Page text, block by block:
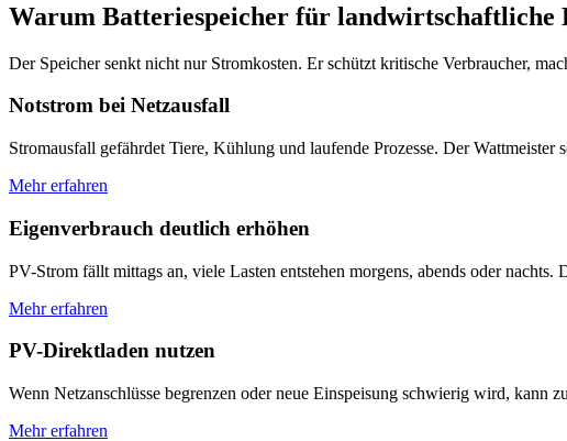
Warum Batteriespeicher für landwirtschaftliche
Der Speicher senkt nicht nur Stromkosten. Er schützt kritische Verbraucher,
Notstrom bei Netzausfall
Stromausfall gefährdet Tiere, Kühlung und laufende Prozesse. Der
Mehr erfahren
Eigenverbrauch deutlich erhöhen
PV-Strom fällt mittags an, viele Lasten entstehen morgens, abends oder
Mehr erfahren
PV-Direktladen nutzen
Wenn Netzanschlüsse begrenzen oder neue Einspeisung schwierig wird,
Mehr erfahren